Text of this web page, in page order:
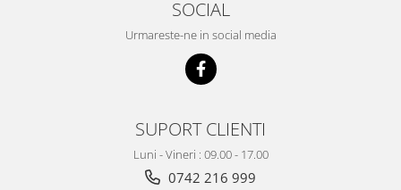
SOCIAL
Urmareste-ne in social media
SUPORT CLIENTI
Luni - Vineri : 09.00 - 17.00
0742 216 999